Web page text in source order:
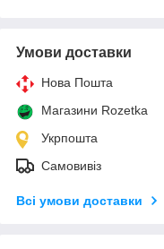
Умови доставки
Нова Пошта
Магазини Rozetka
Укрпошта
Самовивіз
Всі умови доставки